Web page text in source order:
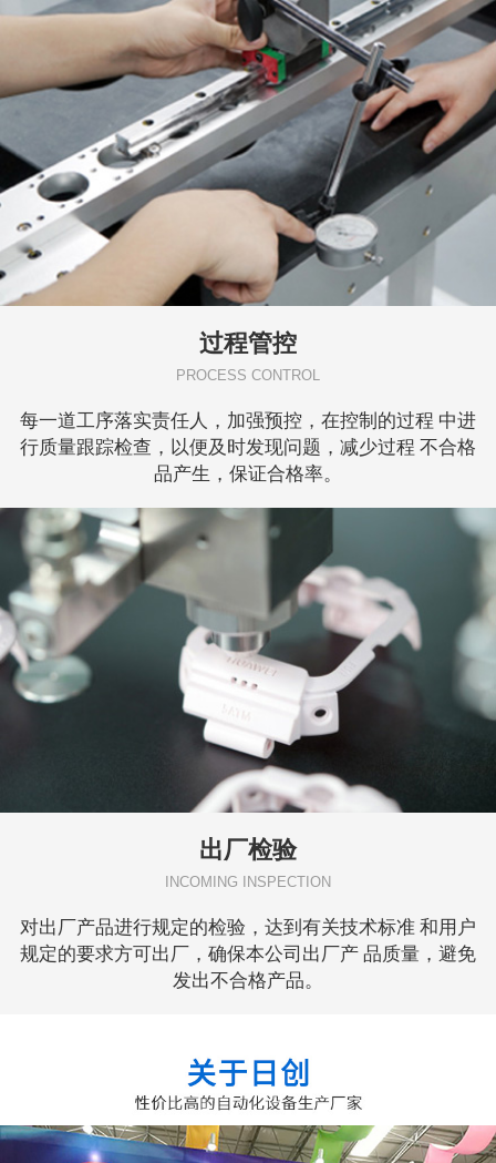
过程管控
PROCESS CONTROL
每一道工序落实责任人，加强预控，在控制的过程 中进
行质量跟踪检查，以便及时发现问题，减少过程 不合格
品产生，保证合格率。
出厂检验
INCOMING INSPECTION
对出厂产品进行规定的检验，达到有关技术标准 和用户
规定的要求方可出厂，确保本公司出厂产 品质量，避免
发出不合格产品。